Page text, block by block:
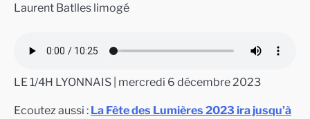
Laurent Batlles limogé
LE 1/4H LYONNAIS | mercredi 6 décembre 2023
Ecoutez aussi : La Fête des Lumières 2023 ira jusqu’à